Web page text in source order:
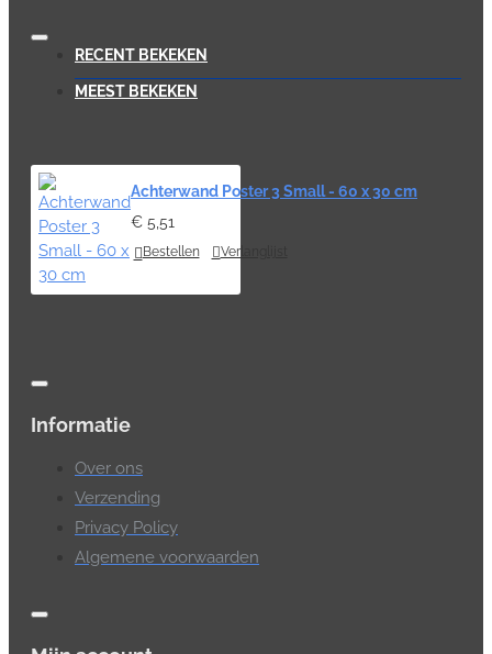
RECENT BEKEKEN
MEEST BEKEKEN
Achterwand Poster 3 Small - 60 x 30 cm
€ 5,51
Bestellen Verlanglijst
Informatie
Over ons
Verzending
Privacy Policy
Algemene voorwaarden